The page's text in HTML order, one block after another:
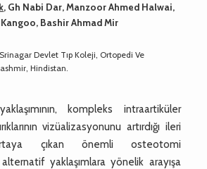
, Gh Nabi Dar, Manzoor Ahmed Halwai,
Bashir Ahmad Mir
Devlet Tıp Koleji, Ortopedi Ve
Hindistan.
kompleks intraartiküler
vizüalizasyonunu artırdığı ileri
çıkan önemli osteotomi
alternatif yaklaşımlara yönelik arayışa